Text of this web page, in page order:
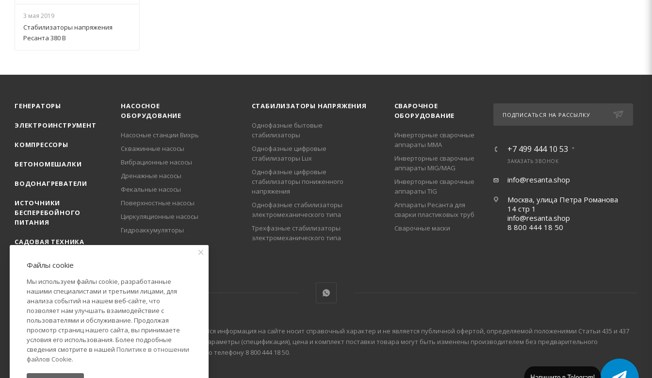
3 мая 2019
Стабилизаторы напряжения
Ресанта 380 В
ГЕНЕРАТОРЫ
ЭЛЕКТРОИНСТРУМЕНТ
КОМПРЕССОРЫ
БЕТОНОМЕШАЛКИ
ВОДОНАГРЕВАТЕЛИ
ИСТОЧНИКИ
БЕСПЕРЕБОЙНОГО
ПИТАНИЯ
САДОВАЯ ТЕХНИКА
НАСОСНОЕ
ОБОРУДОВАНИЕ
Насосные станции Вихрь
Скважинные насосы
Вибрационные насосы
Дренажные насосы
Фекальные насосы
Поверхностные насосы
Циркуляционные насосы
Гидроаккумуляторы
СТАБИЛИЗАТОРЫ НАПРЯЖЕНИЯ
Однофазные бытовые
стабилизаторы
Однофазные цифровые
стабилизаторы Lux
Однофазные цифровые
стабилизаторы пониженного
напряжения
Однофазные стабилизаторы
электромеханического типа
Трехфазные стабилизаторы
электромеханического типа
СВАРОЧНОЕ
ОБОРУДОВАНИЕ
Инверторные сварочные
аппараты ММА
Инверторные сварочные
аппараты MIG/MAG
Инверторные сварочные
аппараты TIG
Аппараты Ресанта для
сварки пластиковых труб
Сварочные маски
ПОДПИСАТЬСЯ НА РАССЫЛКУ
+7 499 444 10 53
ЗАКАЗАТЬ ЗВОНОК
info@resanta.shop
Москва, улица Петра Романова
14 стр 1
info@resanta.shop
8 800 444 18 50
2009-2025 © Официальный представитель РЕСАНТА в России. Вся информация на сайте носит справочный характер и не является публичной офертой, определяемой положениями Статьи 435 и 437
Гражданского кодекса Российской Федерации. Технические параметры (спецификация), цена и комплект поставки товара могут быть изменены производителем без предварительного
уведомления. Уточняйте информацию у наших менеджеров по телефону 8 800 444 18 50.
Файлы cookie
Мы используем файлы cookie, разработанные
нашими специалистами и третьими лицами, для
анализа событий на нашем веб-сайте, что
позволяет нам улучшать взаимодействие с
пользователями и обслуживание. Продолжая
просмотр страниц нашего сайта, вы принимаете
условия его использования. Более подробные
сведения смотрите в нашей Политике в отношении
файлов Cookie.